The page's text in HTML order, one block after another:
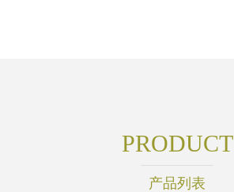
PRODUCT
产品列表